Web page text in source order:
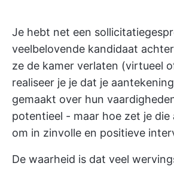
Je hebt net een
veelbelovende kandidaat
ze de kamer verlaten (virtueel
realiseer je je dat je
gemaakt over hun
potentieel - maar hoe zet je die
om in zinvolle en positieve
De waarheid is dat veel